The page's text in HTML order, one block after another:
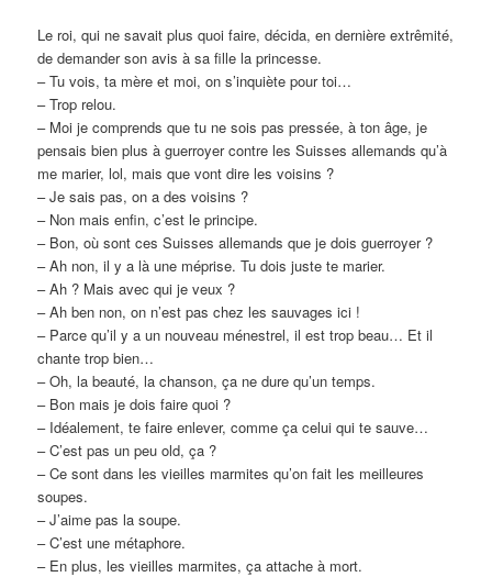
Le roi, qui ne savait plus quoi faire, décida, en dernière extrêmité,
de demander son avis à sa fille la princesse.
– Tu vois, ta mère et moi, on s’inquiète pour toi…
– Trop relou.
– Moi je comprends que tu ne sois pas pressée, à ton âge, je
pensais bien plus à guerroyer contre les Suisses allemands qu’à
me marier, lol, mais que vont dire les voisins ?
– Je sais pas, on a des voisins ?
– Non mais enfin, c’est le principe.
– Bon, où sont ces Suisses allemands que je dois guerroyer ?
– Ah non, il y a là une méprise. Tu dois juste te marier.
– Ah ? Mais avec qui je veux ?
– Ah ben non, on n’est pas chez les sauvages ici !
– Parce qu’il y a un nouveau ménestrel, il est trop beau… Et il
chante trop bien…
– Oh, la beauté, la chanson, ça ne dure qu’un temps.
– Bon mais je dois faire quoi ?
– Idéalement, te faire enlever, comme ça celui qui te sauve…
– C’est pas un peu old, ça ?
– Ce sont dans les vieilles marmites qu’on fait les meilleures
soupes.
– J’aime pas la soupe.
– C’est une métaphore.
– En plus, les vieilles marmites, ça attache à mort.